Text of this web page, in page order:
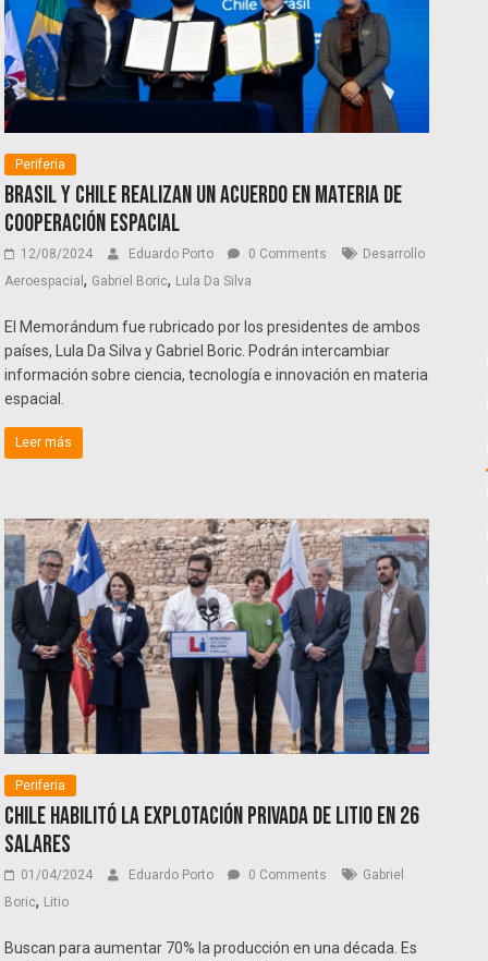
Periferia
Brasil y Chile realizan un acuerdo en materia de
cooperación espacial
12/08/2024 Eduardo Porto 0 Comments
Desarrollo
Aeroespacial, Gabriel Boric, Lula Da Silva
El Memorándum fue rubricado por los presidentes de ambos
países, Lula Da Silva y Gabriel Boric. Podrán intercambiar
información sobre ciencia, tecnología e innovación en materia
espacial.
Leer más
Periferia
Chile habilitó la explotación privada de litio en 26
salares
01/04/2024 Eduardo Porto 0 Comments
Gabriel
Boric, Litio
Buscan para aumentar 70% la producción en una década. Es